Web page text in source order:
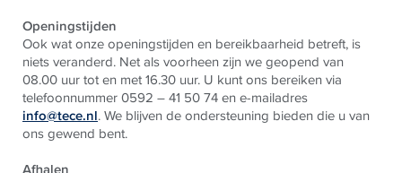
Openingstijden
Ook wat onze openingstijden en bereikbaarheid betreft, is
niets veranderd. Net als voorheen zijn we geopend van
08.00 uur tot en met 16.30 uur. U kunt ons bereiken via
telefoonnummer 0592 – 41 50 74 en e-mailadres
info@tece.nl. We blijven de ondersteuning bieden die u van
ons gewend bent.
Afhalen